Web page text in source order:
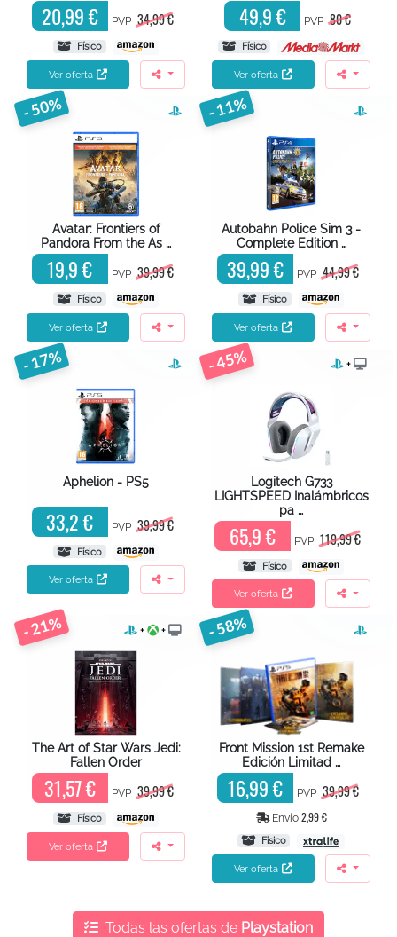
20,99 € PVP 34,99 €
Físico
Ver oferta
49,9 € PVP 80 €
Físico
Ver oferta
- 50%
Avatar: Frontiers of
Pandora From the As …
19,9 € PVP 39,99 €
Físico
Ver oferta
- 11%
Autobahn Police Sim 3 -
Complete Edition …
39,99 € PVP 44,99 €
Físico
Ver oferta
- 17%
Aphelion - PS5
33,2 € PVP 39,99 €
Físico
Ver oferta
- 45% +
Logitech G733
LIGHTSPEED Inalámbricos
pa …
65,9 € PVP 119,99 €
Físico
Ver oferta
- 21% + +
The Art of Star Wars Jedi:
Fallen Order
31,57 € PVP 39,99 €
Físico
Ver oferta
- 58%
Front Mission 1st Remake
Edición Limitad …
16,99 € PVP 39,99 €
Envío 2,99 €
Físico
Ver oferta
Todas las ofertas de Playstation